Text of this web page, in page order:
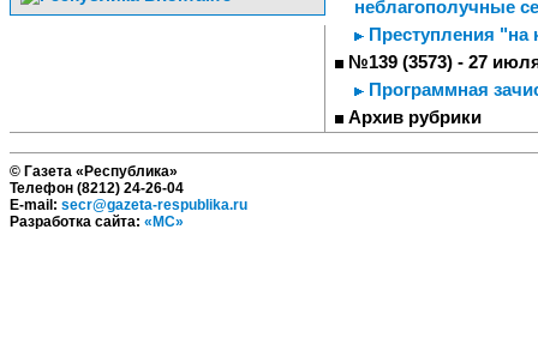
неблагополучные
Преступления "на
№139 (3573) - 27
Программная
Архив рубрики
© Газета «Республика»
Телефон (8212) 24-26-04
E-mail: secr@gazeta-respublika.ru
Разработка сайта: «МС»